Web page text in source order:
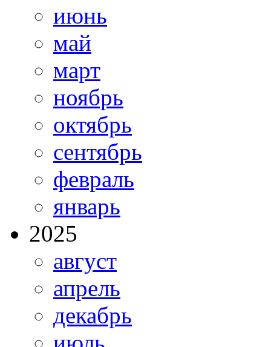
июнь
май
март
ноябрь
октябрь
сентябрь
февраль
январь
2025
август
апрель
декабрь